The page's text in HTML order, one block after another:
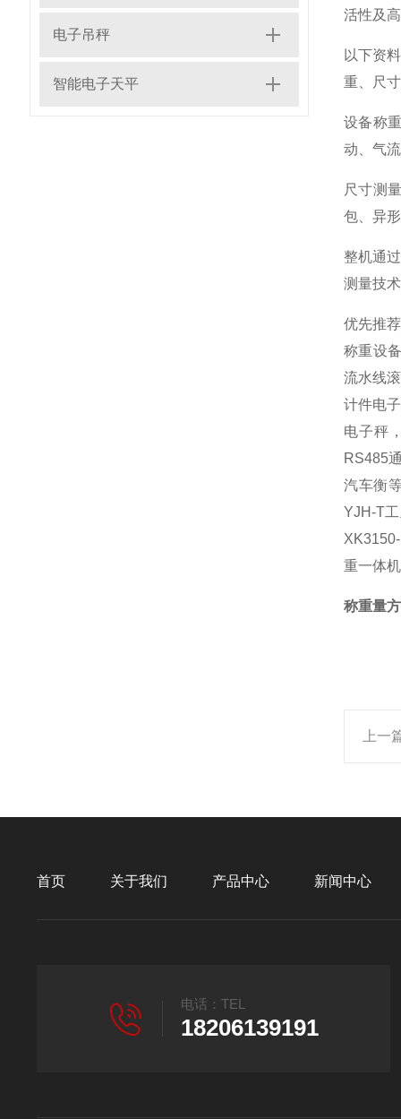
电子吊秤
智能电子天平
活性及
以下资
重、尺
设备称
动、气
尺寸测
包、异
整机通
测量技
优先推
称重设
流水线
计件电
电子秤
RS485
汽车衡
YJH-T
重一体
称重量
上一
首页 关于我们 产品中心 新闻中心
电话：TEL
18206139191